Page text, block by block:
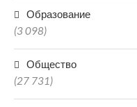
Образование
(3 098)
Общество
(27 731)